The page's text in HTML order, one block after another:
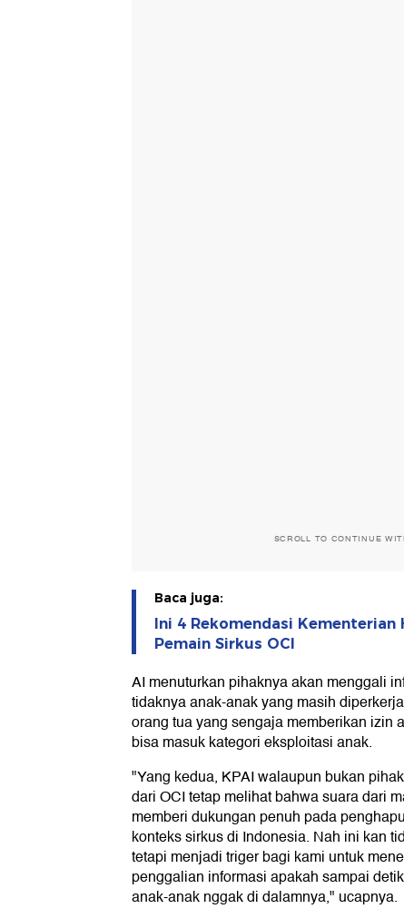
SCROLL TO CONTINUE
Baca juga:
Ini 4 Rekomendasi Kementerian
Pemain Sirkus OCI
AI menuturkan pihaknya akan menggali
tidaknya anak-anak yang masih
orang tua yang sengaja memberikan izin
bisa masuk kategori eksploitasi anak.
"Yang kedua, KPAI walaupun bukan
dari OCI tetap melihat bahwa suara dari
memberi dukungan penuh pada
konteks sirkus di Indonesia. Nah ini kan
tetapi menjadi triger bagi kami untuk
penggalian informasi apakah sampai
anak-anak nggak di dalamnya," ucapnya.